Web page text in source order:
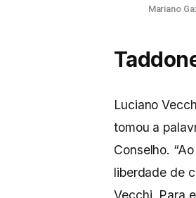
Mariano
Luciano
tomou a
Conselho.
liberdade de
Vecchi. Para